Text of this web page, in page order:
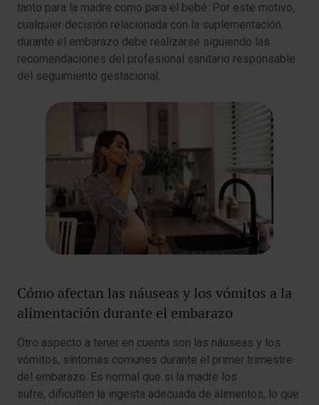
tanto para la madre como para el bebé. Por este motivo,
cualquier decisión relacionada con la suplementación
durante el embarazo debe realizarse siguiendo las
recomendaciones del profesional sanitario responsable
del seguimiento gestacional.
Cómo afectan las náuseas y los vómitos a la
alimentación durante el embarazo
Otro aspecto a tener en cuenta son las náuseas y los
vómitos, síntomas comunes durante el primer trimestre
del embarazo. Es normal que si la madre los
sufre, dificulten la ingesta adecuada de alimentos, lo que